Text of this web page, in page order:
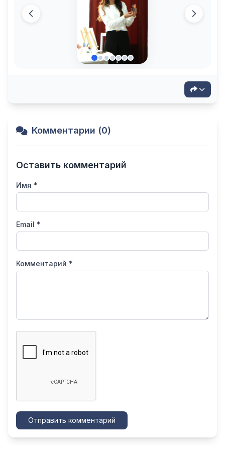
Комментарии (0)
Оставить комментарий
Имя *
Email *
Комментарий *
Отправить комментарий